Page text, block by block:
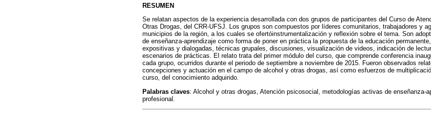
RESUMEN
Se relatan aspectos de la experiencia desarrollada con dos grupos de participantes del Curso de
Otras Drogas, del CRR-UFSJ. Los grupos son compuestos por líderes comunitarios, trabajadores y
municipios de la región, a los cuales se ofertóinstrumentalización y reflexión sobre el tema. Son
de enseñanza-aprendizaje como forma de poner en práctica la propuesta de la educación
expositivas y dialogadas, técnicas grupales, discusiones, visualización de videos, indicación de
escenarios de prácticas. El relato trata del primer módulo del curso, que comprende conferencia
cada grupo, ocurridos durante el periodo de septiembre a noviembre de 2015. Fueron observados
concepciones y actuación en el campo de alcohol y otras drogas, así como esfuerzos de
curso, del conocimiento adquirido.
Palabras claves: Alcohol y otras drogas, Atención psicosocial, metodologías activas de enseñanza-
profesional.